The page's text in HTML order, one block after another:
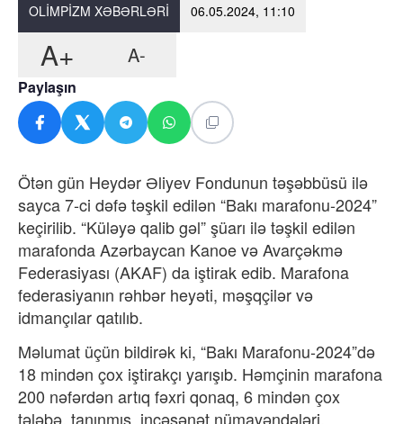
OLIMPIZM XƏBƏRLƏRI 06.05.2024, 11:10
A+ A-
Paylaşın
Ötən gün Heydər Əliyev Fondunun təşəbbüsü ilə
sayca 7-ci dəfə təşkil edilən “Bakı marafonu-2024”
keçirilib. “Küləyə qalib gəl” şüarı ilə təşkil edilən
marafonda Azərbaycan Kanoe və Avarçəkmə
Federasiyası (AKAF) da iştirak edib. Marafona
federasiyanın rəhbər heyəti, məşqçilər və
idmançılar qatılıb.
Məlumat üçün bildirək ki, “Bakı Marafonu-2024”də
18 mindən çox iştirakçı yarışıb. Həmçinin marafona
200 nəfərdən artıq fəxri qonaq, 6 mindən çox
tələbə, tanınmış incəsənət nümayəndələri,